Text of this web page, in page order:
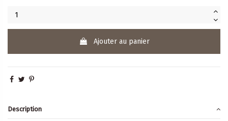
Ajouter au panier
Description